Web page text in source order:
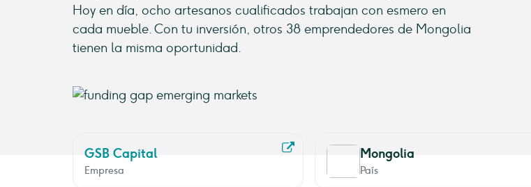
Hoy en día, ocho artesanos cualificados trabajan con esmero en
cada mueble. Con tu inversión, otros 38 emprendedores de Mongolia
tienen la misma oportunidad.
GSB Capital
Empresa
Mongolia
País